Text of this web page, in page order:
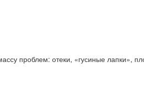
проблем: отеки, «гусиные лапки»,